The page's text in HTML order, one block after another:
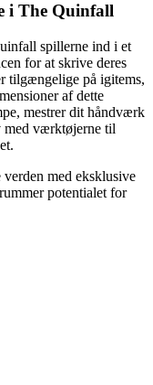
i The Quinfall
spillerne ind i et
for at skrive deres
tilgængelige på igitems,
af dette
mestrer dit håndværk
med værktøjerne til
med eksklusive
potentialet for